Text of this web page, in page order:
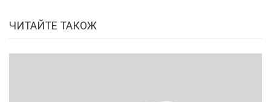
ЧИТАЙТЕ ТАКОЖ